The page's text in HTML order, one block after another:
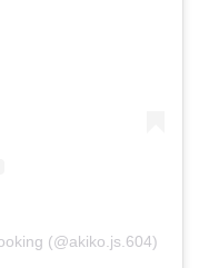
(@akiko.js.604)